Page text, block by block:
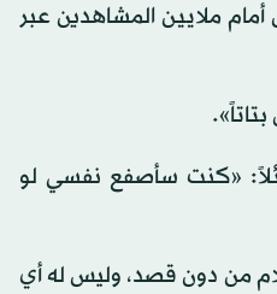
ملايين المشاهدين عبر
«كنت سأصفع نفسي لو
من دون قصد، وليس له أي